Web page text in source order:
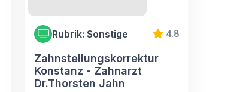
Rubrik: Sonstige 4.8
Zahnstellungskorrektur
Konstanz - Zahnarzt
Dr.Thorsten Jahn